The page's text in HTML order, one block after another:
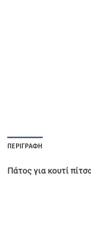
ΠΕΡΙΓΡΑΦΉ
Πάτος για κουτί